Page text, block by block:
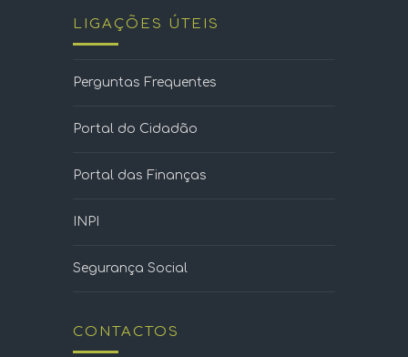
LIGAÇÕES ÚTEIS
Perguntas Frequentes
Portal do Cidadão
Portal das Finanças
INPI
Segurança Social
CONTACTOS